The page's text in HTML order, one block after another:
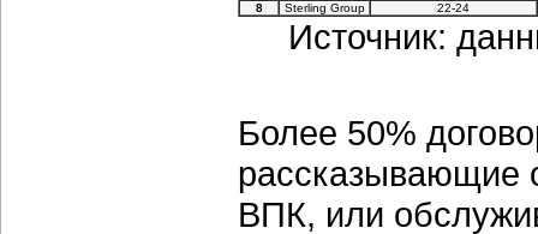
8
Sterling Group 22-24
Источник:
Более 50%
рассказывающие
ВПК, или